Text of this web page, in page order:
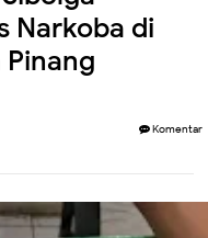
Narkoba di
Komentar